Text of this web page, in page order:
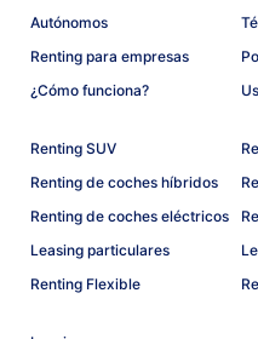
Autónomos
Renting para empresas
¿Cómo funciona?
Renting SUV
Renting de coches híbridos
Renting de coches eléctricos
Leasing particulares
Renting Flexible